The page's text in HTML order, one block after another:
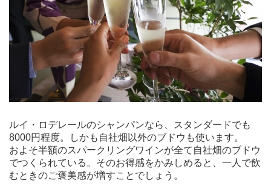
ルイ・ロデレールのシャンパンなら、スタンダードでも
8000円程度。しかも自社畑以外のブドウも使います。
およそ半額のスパークリングワインが全て自社畑のブドウ
でつくられている。そのお得感をかみしめると、一人で飲
むときのご褒美感が増すことでしょう。